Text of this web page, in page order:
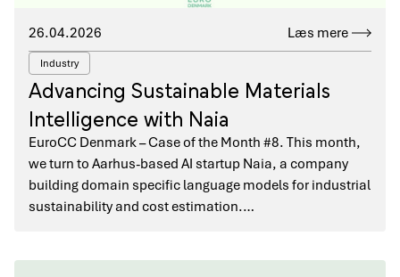
26.04.2026 Læs mere
Industry
Advancing Sustainable Materials
Intelligence with Naia
EuroCC Denmark – Case of the Month #8. This month,
we turn to Aarhus-based AI startup Naia, a company
building domain specific language models for industrial
sustainability and cost estimation.…